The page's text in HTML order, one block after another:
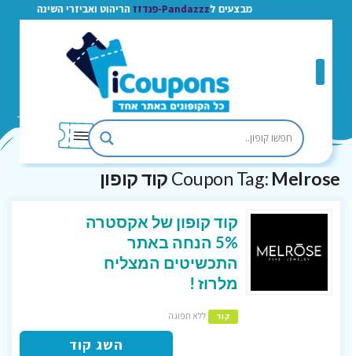
מבצעים ל Pandazzz-פנדזז הריהוט ואביזרי השינה
Coupon Tag: Melrose קוד קופון
קוד קופון של אקסטרה
5% הנחה באתר
התכשיטים המצליח
מלרוז !
קוד ללא תפוגה
השג קוד